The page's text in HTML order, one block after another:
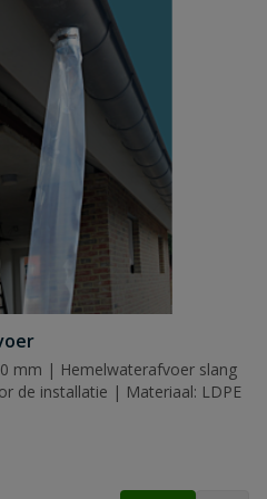
mm | Hemelwaterafvoer slang
de installatie | Materiaal: LDPE